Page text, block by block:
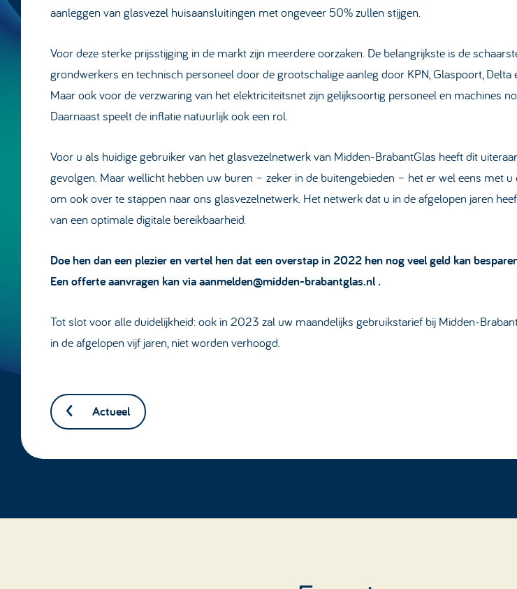
aanleggen van glasvezel huisaansluitingen met ongeveer 50% zullen stijgen.
Voor deze sterke prijsstijging in de markt zijn meerdere oorzaken. De belangrijkste is de
grondwerkers en technisch personeel door de grootschalige aanleg door KPN, Glaspoort, Delta
Maar ook voor de verzwaring van het elektriciteitsnet zijn gelijksoortig personeel en machines
Daarnaast speelt de inflatie natuurlijk ook een rol.
Voor u als huidige gebruiker van het glasvezelnetwerk van Midden-BrabantGlas heeft dit
gevolgen. Maar wellicht hebben uw buren – zeker in de buitengebieden – het er wel eens met u
om ook over te stappen naar ons glasvezelnetwerk. Het netwerk dat u in de afgelopen jaren
van een optimale digitale bereikbaarheid.
Doe hen dan een plezier en vertel hen dat een overstap in 2022 hen nog veel geld kan
Een offerte aanvragen kan viaaanmelden@midden-brabantglas.nl .
Tot slot voor alle duidelijkheid: ook in 2023 zal uw maandelijks gebruikstarief bij Midden-
in de afgelopen vijf jaren, niet worden verhoogd.
Actueel